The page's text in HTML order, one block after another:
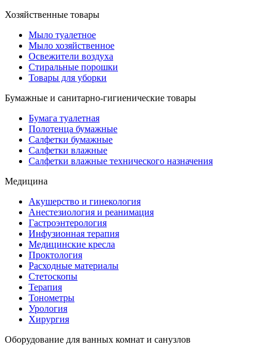
Хозяйственные товары
Мыло туалетное
Мыло хозяйственное
Освежители воздуха
Стиральные порошки
Товары для уборки
Бумажные и санитарно-гигиенические товары
Бумага туалетная
Полотенца бумажные
Салфетки бумажные
Салфетки влажные
Салфетки влажные технического назначения
Медицина
Акушерство и гинекология
Анестезиология и реанимация
Гастроэнтерология
Инфузионная терапия
Медицинские кресла
Проктология
Расходные материалы
Стетоскопы
Терапия
Тонометры
Урология
Хирургия
Оборудование для ванных комнат и санузлов